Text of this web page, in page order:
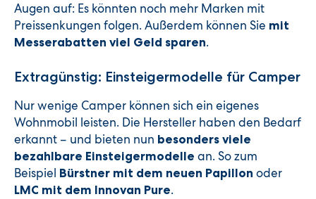
Augen auf: Es könnten noch mehr Marken mit
Preissenkungen folgen. Außerdem können Sie mit
Messerabatten viel Geld sparen.
Extragünstig: Einsteigermodelle für Camper
Nur wenige Camper können sich ein eigenes
Wohnmobil leisten. Die Hersteller haben den Bedarf
erkannt – und bieten nun besonders viele
bezahlbare Einsteigermodelle an. So zum
Beispiel Bürstner mit dem neuen Papillon oder
LMC mit dem Innovan Pure.